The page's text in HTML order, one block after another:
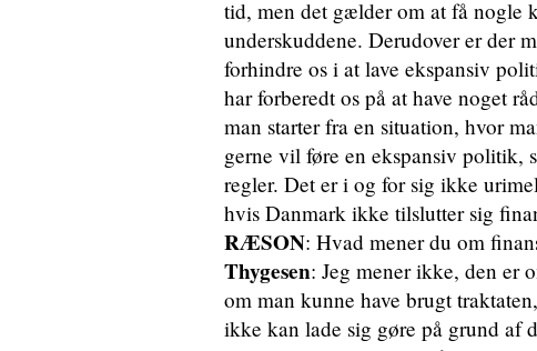
tid, men det gælder om at få nogle
underskuddene. Derudover er der
forhindre os i at lave ekspansiv
har forberedt os på at have noget
man starter fra en situation, hvor
gerne vil føre en ekspansiv politik,
regler. Det er i og for sig ikke
hvis Danmark ikke tilslutter sig
RÆSON: Hvad mener du om
Thygesen: Jeg mener ikke, den er
om man kunne have brugt
ikke kan lade sig gøre på grund af